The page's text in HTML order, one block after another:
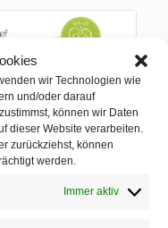
wir Technologien wie
und/oder darauf
können wir Daten
dieser Website verarbeiten.
zurückziehst, können
werden.
Immer aktiv